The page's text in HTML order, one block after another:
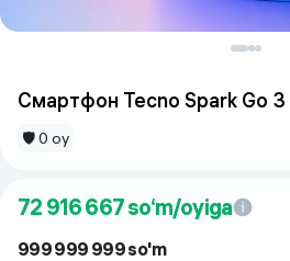
Смартфон Tecno Spark Go
🛡 0 oy
72 916 667so‘m/oyiga
999 999 999 so'm